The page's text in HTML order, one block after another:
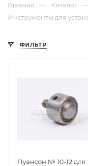
Главная — Каталог
Инструменты для
ФИЛЬТР
Пуансон № 10-12 для